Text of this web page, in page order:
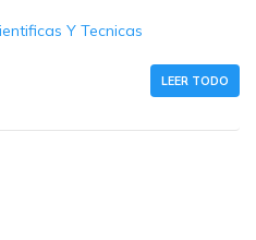
Y Tecnicas
LEER TODO